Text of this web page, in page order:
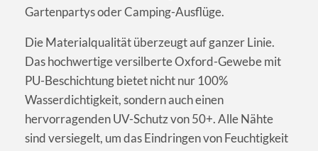
Gartenpartys oder Camping-Ausflüge.
Die Materialqualität überzeugt auf ganzer Linie.
Das hochwertige versilberte Oxford-Gewebe mit
PU-Beschichtung bietet nicht nur 100%
Wasserdichtigkeit, sondern auch einen
hervorragenden UV-Schutz von 50+. Alle Nähte
sind versiegelt, um das Eindringen von Feuchtigkeit